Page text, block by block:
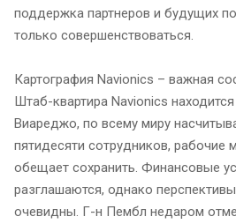
поддержка партнеров и будущих
только совершенствоваться.
Картография Navionics – важная
Штаб-квартира Navionics
Виареджо, по всему миру
пятидесяти сотрудников, рабочие
обещает сохранить. Финансовые
разглашаются, однако
очевидны. Г-н Пембл недаром